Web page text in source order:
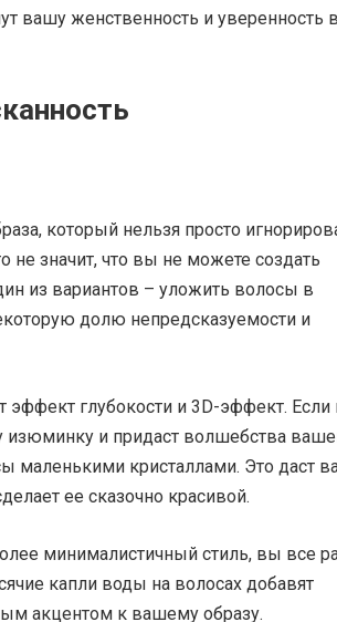
вашу женственность и уверенность в
который нельзя просто
не значит, что вы не можете создать
из вариантов – уложить волосы в
долю непредсказуемости и
эффект глубокости и 3D-эффект.
изюминку и придаст волшебства
маленькими кристаллами. Это даст
ее сказочно красивой.
минималистичный стиль, вы все
капли воды на волосах добавят
акцентом к вашему образу.